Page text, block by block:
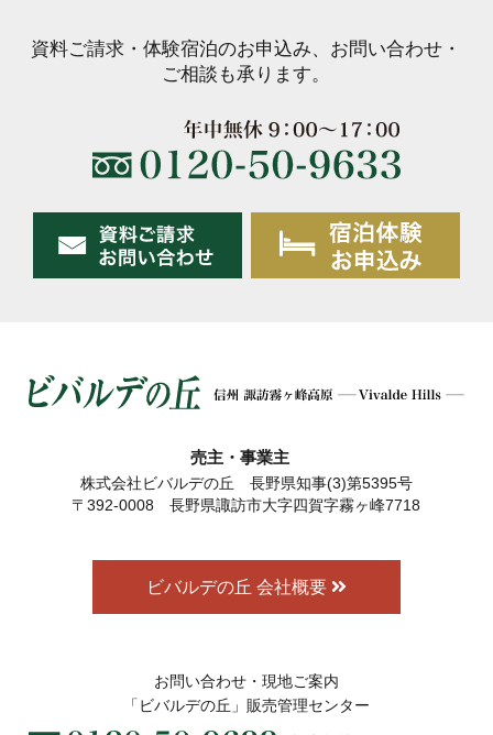
資料ご請求・体験宿泊のお申込み、お問い合わせ・
ご相談も承ります。
売主・事業主
株式会社ビバルデの丘 長野県知事(3)第5395号
〒392-0008 長野県諏訪市大字四賀字霧ヶ峰7718
ビバルデの丘 会社概要
お問い合わせ・現地ご案内
「ビバルデの丘」販売管理センター